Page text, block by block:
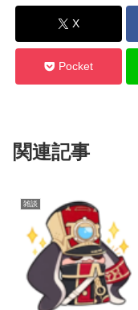
X
Pocket
関連記事
雑談